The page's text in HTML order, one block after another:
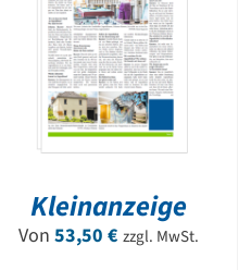
Kleinanzeige
Von 53,50€ zzgl. MwSt.